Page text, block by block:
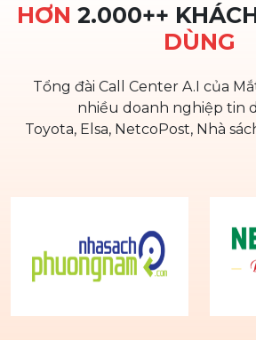
HƠN 2.000++
DÙNG
Tổng đài Call Center A.I của
nhiều doanh nghiệp tin
Toyota, Elsa, NetcoPost, Nhà